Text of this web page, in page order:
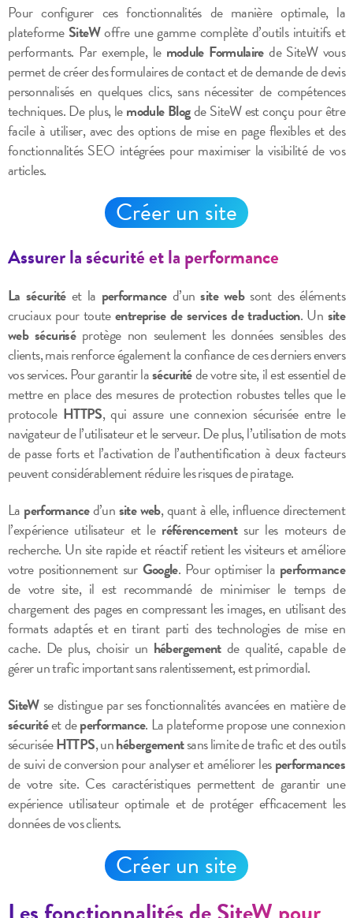
Pour configurer ces fonctionnalités de manière optimale, la
plateforme SiteWoffre une gamme complète d’outils intuitifs et
performants. Par exemple, le module Formulairede SiteW vous
permet de créer des formulaires de contact et de demande de devis
personnalisés en quelques clics, sans nécessiter de compétences
techniques. De plus, lemodule Blogde SiteW est conçu pour être
facile à utiliser, avec des options de mise en page flexibles et des
fonctionnalités SEO intégrées pour maximiser la visibilité de vos
articles.
Créer un site
Assurer la sécurité et la performance
La sécuritéet la performanced’unsite websont des éléments
cruciaux pour touteentreprise de services de traduction. Un site
web sécuriséprotège non seulement les données sensibles des
clients, mais renforce également la confiance de ces derniers envers
vos services. Pour garantir lasécuritéde votre site, il est essentiel de
mettre en place des mesures de protection robustes telles que le
protocole HTTPS, qui assure une connexion sécurisée entre le
navigateur de l’utilisateur et le serveur. De plus, l’utilisation de mots
de passe forts et l’activation de l’authentification à deux facteurs
peuvent considérablement réduire les risques de piratage.
La performanced’unsite web, quant à elle, influence directement
l’expérience utilisateur et le référencementsur les moteurs de
recherche. Un site rapide et réactif retient les visiteurs et améliore
votre positionnement sur Google. Pour optimiser la performance
de votre site, il est recommandé de minimiser le temps de
chargement des pages en compressant les images, en utilisant des
formats adaptés et en tirant parti des technologies de mise en
cache. De plus, choisir un hébergementde qualité, capable de
gérer un trafic important sans ralentissement, est primordial.
SiteWse distingue par ses fonctionnalités avancées en matière de
sécuritéet deperformance. La plateforme propose une connexion
sécuriséeHTTPS, unhébergementsans limite de trafic et des outils
de suivi de conversion pour analyser et améliorer lesperformances
de votre site. Ces caractéristiques permettent de garantir une
expérience utilisateur optimale et de protéger efficacement les
données de vos clients.
Créer un site